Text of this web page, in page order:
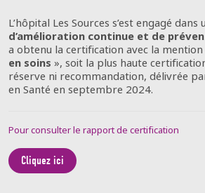
L’hôpital Les Sources s’est engagé dans
d’amélioration continue et de
a obtenu la certification avec la mention
en soins », soit la plus haute
réserve ni recommandation, délivrée
en Santé en septembre 2024.
Pour consulter le rapport de certification
Cliquez ici